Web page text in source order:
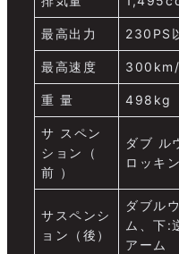
最高出力 230PS
最高速度
重 量 498kg
サ スペン
ション（
前 ）
ダブ ル
ロッキ
サスペンシ
ョン（後）
ダブル
ム、下:
アーム